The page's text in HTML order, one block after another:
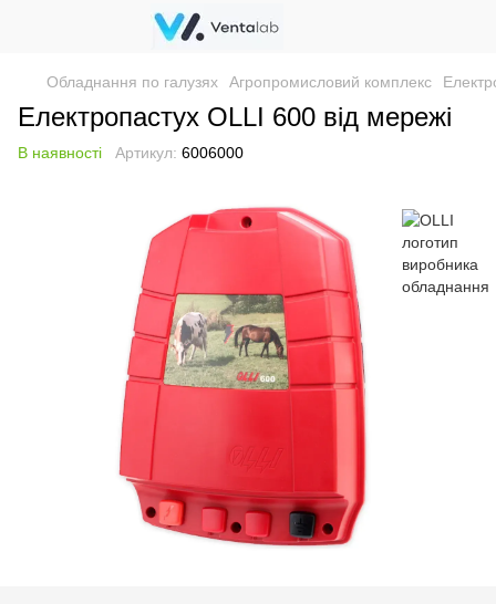
Обладнання по галузях Агропромисловий комплекс
Електропастух OLLI 600 від мережі
В наявності Артикул: 6006000